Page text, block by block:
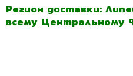
Регион доставки:
всему Центральному